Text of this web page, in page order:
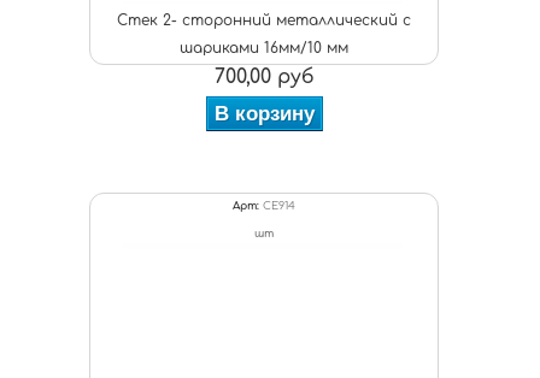
Стек 2- сторонний металлический с
шариками 16мм/10 мм
700,00 руб
В корзину
Арт: CE914
шт